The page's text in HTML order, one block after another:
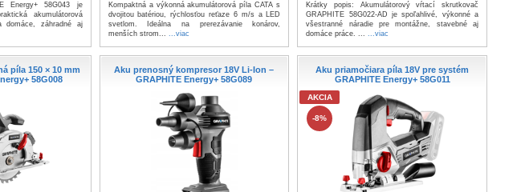
Energy+ 58G043 je
akumulátorová
domáce, záhradné aj
Kompaktná a výkonná akumulátorová píla CATA s
dvojitou batériou, rýchlosťou reťaze 6 m/s a LED
svetlom. Ideálna na prerezávanie konárov,
menších strom... ...viac
Krátky popis: Akumulátorový vŕtací skrutkovač
GRAPHITE 58G022-AD je spoľahlivé, výkonné a
všestranné náradie pre montážne, stavebné aj
domáce práce. ......viac
píla 150 × 10 mm
58G008
Aku prenosný kompresor 18V Li-Ion –
GRAPHITE Energy+ 58G089
Aku priamočiara píla 18V pre systém
GRAPHITE Energy+ 58G011
AKCIA
-8%